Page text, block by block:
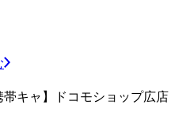
キャ】ドコモショップ広店